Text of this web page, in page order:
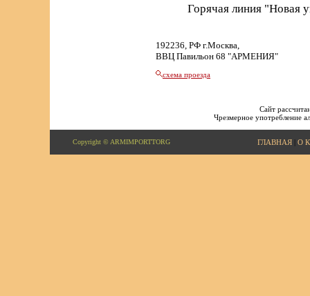
Горячая линия "Новая
192236, РФ г.Москва,
ВВЦ Павильон 68 "АРМЕНИЯ"
схема проезда
Сайт
Чрезмерное употребление
Copyright © ARMIMPORTTORG ГЛАВНАЯ| О